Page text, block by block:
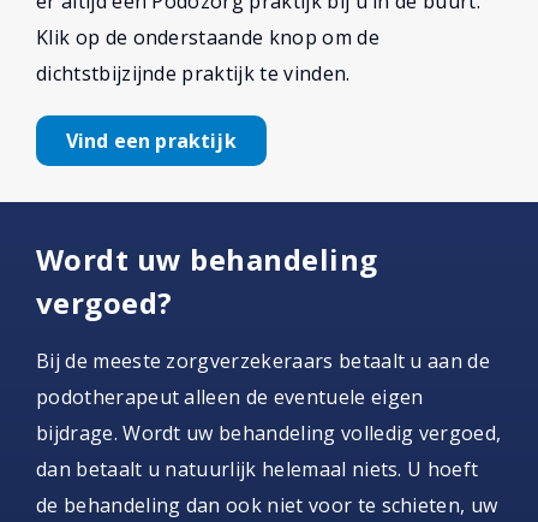
Klik op de onderstaande knop om de
dichtstbijzijnde praktijk te vinden.
Vind een praktijk
Wordt uw behandeling
vergoed?
Bij de meeste zorgverzekeraars betaalt u aan de
podotherapeut alleen de eventuele eigen
bijdrage. Wordt uw behandeling volledig vergoed,
dan betaalt u natuurlijk helemaal niets. U hoeft
de behandeling dan ook niet voor te schieten, uw